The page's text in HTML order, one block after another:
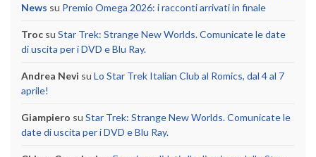
News su Premio Omega 2026: i racconti arrivati in finale
Troc su Star Trek: Strange New Worlds. Comunicate le date
di uscita per i DVD e Blu Ray.
Andrea Nevi su Lo Star Trek Italian Club al Romics, dal 4 al 7
aprile!
Giampiero su Star Trek: Strange New Worlds. Comunicate le
date di uscita per i DVD e Blu Ray.